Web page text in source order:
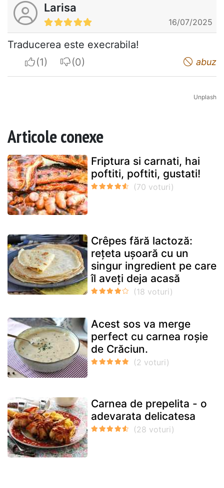
Larisa
16/07/2025
Traducerea este execrabila!
I apreciateI do not appreciate abuz
Unplash
Articole conexe
Friptura si carnati, hai
poftiti, poftiti, gustati!
Crêpes fără lactoză:
rețeta ușoară cu un
singur ingredient pe care
îl aveți deja acasă
Acest sos va merge
perfect cu carnea roșie
de Crăciun.
Carnea de prepelita - o
adevarata delicatesa